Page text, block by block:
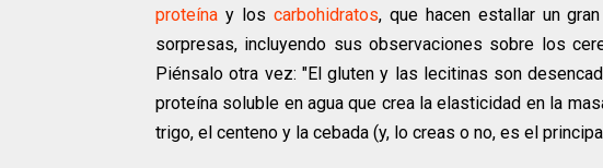
proteína y los carbohidratos, que hacen estallar un
sorpresas, incluyendo sus observaciones sobre los
Piénsalo otra vez: "El gluten y las lecitinas son
proteína soluble en agua que crea la elasticidad en la
trigo, el centeno y la cebada (y, lo creas o no, es el